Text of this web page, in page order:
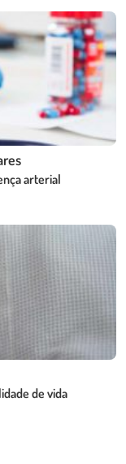
arterial
de vida